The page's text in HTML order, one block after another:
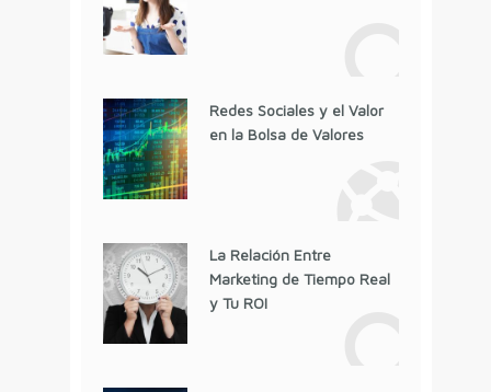
Redes Sociales y el Valor
en la Bolsa de Valores
La Relación Entre
Marketing de Tiempo Real
y Tu ROI